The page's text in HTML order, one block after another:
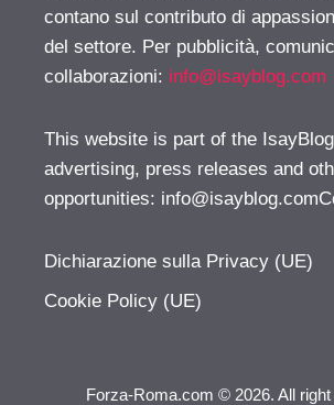
contano sul contributo di
del settore. Per pubblicità,
collaborazioni: info@isayblog.com
This website is part of the
advertising, press releases and
opportunities:
Dichiarazione sulla Privacy (UE)
Cookie Policy (UE)
Forza-Roma.com © 2026. All